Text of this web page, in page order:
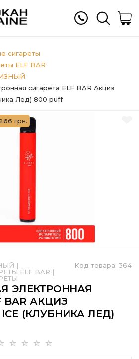
сигареты
ELF BAR
сигарета ELF BAR Акциз
Лед) 800 puff
грн.
Код товара: 364
|
ELF BAR |
ЭЛЕКТРОННАЯ
BAR АКЦИЗ
ICE (КЛУБНИКА ЛЕД)